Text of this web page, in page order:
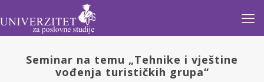
Seminar na temu „Tehnike i vještine
vođenja turističkih grupa“